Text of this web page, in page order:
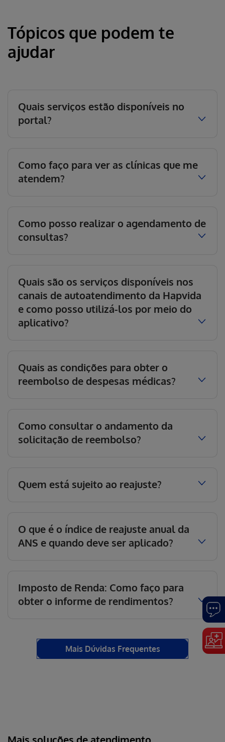
Tópicos que podem te
ajudar
Quais serviços estão disponíveis no
portal?
Como faço para ver as clínicas que me
atendem?
Como posso realizar o agendamento de
consultas?
Quais são os serviços disponíveis nos
canais de autoatendimento da Hapvida
e como posso utilizá-los por meio do
aplicativo?
Quais as condições para obter o
reembolso de despesas médicas?
Como consultar o andamento da
solicitação de reembolso?
Quem está sujeito ao reajuste?
O que é o índice de reajuste anual da
ANS e quando deve ser aplicado?
Imposto de Renda: Como faço para
obter o informe de rendimentos?
Mais Dúvidas Frequentes